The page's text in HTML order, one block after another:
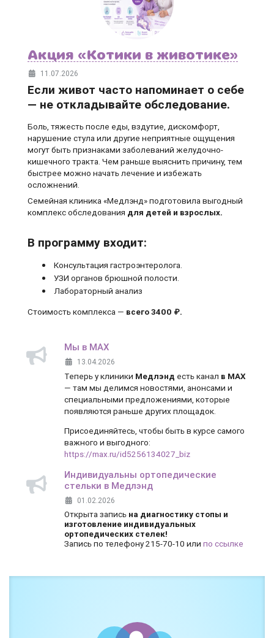
Акция «Котики в животике»
11.07.2026
Если живот часто напоминает о себе
— не откладывайте обследование.
Боль, тяжесть после еды, вздутие, дискомфорт,
нарушение стула или другие неприятные ощущения
могут быть признаками заболеваний желудочно-
кишечного тракта. Чем раньше выяснить причину, тем
быстрее можно начать лечение и избежать
осложнений.
Семейная клиника «Медлэнд» подготовила выгодный
комплекс обследования для детей и взрослых.
В программу входит:
Консультация гастроэнтеролога.
УЗИ органов брюшной полости.
Лабораторный анализ
Стоимость комплекса — всего 3400 ₽.
Мы в MAX
13.04.2026
Теперь у клиники Медлэнд есть канал в MAX
— там мы делимся новостями, анонсами и
специальными предложениями, которые
появляются раньше других площадок.
Присоединяйтесь, чтобы быть в курсе самого
важного и выгодного:
https://max.ru/id5256134027_biz
Индивидуальны ортопедические
стельки в Медлэнд
01.02.2026
Открыта запись на диагностику стопы и
изготовление индивидуальных
ортопедических стелек!
Запись по телефону 215-70-10 или по ссылке